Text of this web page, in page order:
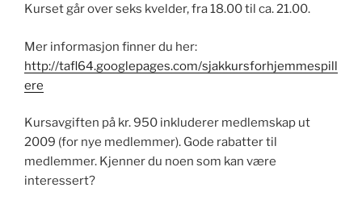
Kurset går over seks kvelder, fra 18.00 til ca. 21.00.
Mer informasjon finner du her:
http://tafl64.googlepages.com/sjakkursforhjemmespill
ere
Kursavgiften på kr. 950 inkluderer medlemskap ut
2009 (for nye medlemmer). Gode rabatter til
medlemmer. Kjenner du noen som kan være
interessert?